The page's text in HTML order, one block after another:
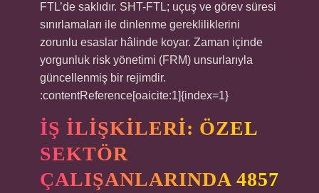
FTL’de saklıdır. SHT-FTL; uçuş ve görev süresi
sınırlamaları ile dinlenme gerekliliklerini
zorunlu esaslar hâlinde koyar. Zaman içinde
yorgunluk risk yönetimi (FRM) unsurlarıyla
güncellenmiş bir rejimdir.
:contentReference[oaicite:1]{index=1}
İŞ İLIŞKILERI: ÖZEL
SEKTÖR
ÇALIŞANLARINDA 4857